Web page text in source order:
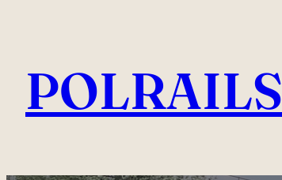
treści
POLRAILS